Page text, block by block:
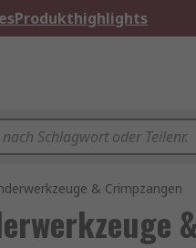
Produkthighlights
& Crimpzangen